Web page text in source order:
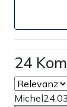
24
Michel